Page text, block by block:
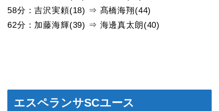
58分：吉沢実頼(18) ⇒ 髙橋海翔(44)
62分：加藤海輝(39) ⇒ 海邊真太朗(40)
エスペランサSCユース